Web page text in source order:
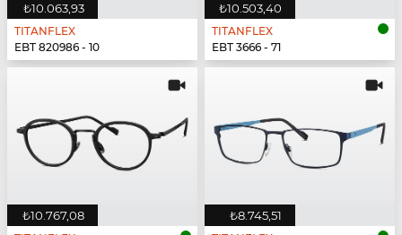
₺10.063,93
TITANFLEX
EBT 820986 - 10
₺10.503,40
TITANFLEX
EBT 3666 - 71
₺10.767,08 ₺8.745,51